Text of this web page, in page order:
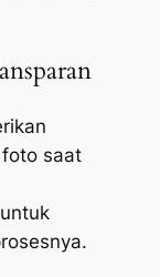
saat